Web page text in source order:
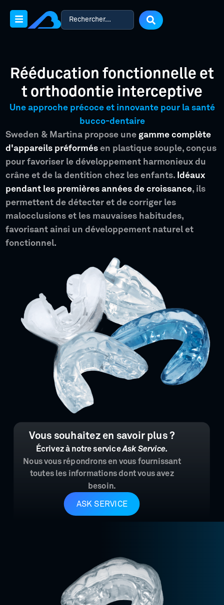
Rééducation fonctionnelle et
t orthodontie interceptive
Une approche précoce et innovante pour la santé
bucco-dentaire
Sweden & Martina propose une gamme complète
d'appareils préformés en plastique souple, conçus
pour favoriser le développement harmonieux du
crâne et de la dentition chez les enfants. Idéaux
pendant les premières années de croissance, ils
permettent de détecter et de corriger les
malocclusions et les mauvaises habitudes,
favorisant ainsi un développement naturel et
fonctionnel.
Vous souhaitez en savoir plus ?
Écrivez à notre serviceAsk Service.
Nous vous répondrons en vous fournissant
toutes les informations dont vous avez
besoin.
ASK SERVICE